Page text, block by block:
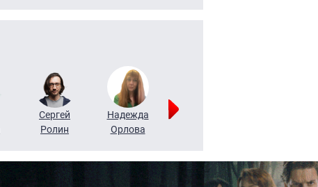
Сергей
Ролин
Надежда
Орлова